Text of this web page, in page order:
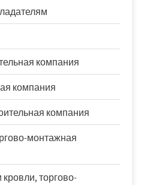
компания
компания
компания
монтажная
торгово-